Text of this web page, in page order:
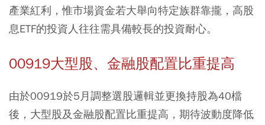
產業紅利，惟市場資金若大舉向特定族群靠攏，高股
息ETF的投資人往往需具備較長的投資耐心。
00919大型股、金融股配置比重提高
由於00919於5月調整選股邏輯並更換持股為40檔
後，大型股及金融股配置比重提高，期待波動度降低